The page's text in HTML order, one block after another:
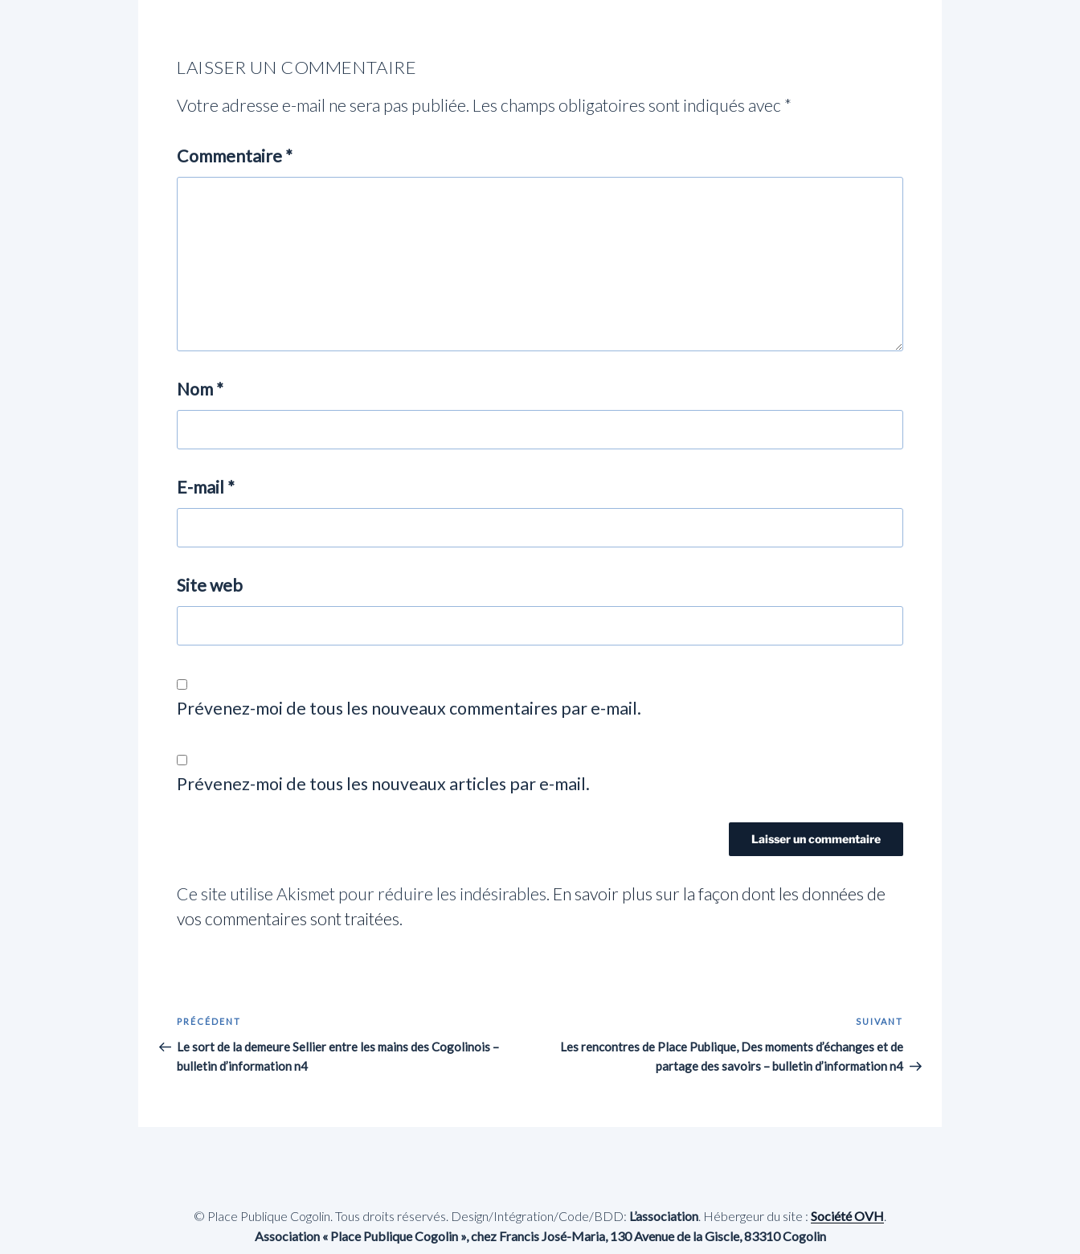
LAISSER UN COMMENTAIRE
Votre adresse e-mail ne sera pas publiée. Les champs obligatoires sont indiqués avec *
Commentaire*
Nom*
E-mail *
Site web
Prévenez-moi de tous les nouveaux commentaires par e-mail.
Prévenez-moi de tous les nouveaux articles par e-mail.
Ce site utilise Akismet pour réduire les indésirables. En savoir plus sur la façon dont les données de
vos commentaires sont traitées.
Navigation
de
l’article
Article
précédent
PRÉCÉDENT
Le sort de la demeure Sellier entre les mains des Cogolinois –
bulletin d’information n4
suivant
SUIVANT
Les rencontres de Place Publique, Des moments d’échanges et de
partage des savoirs – bulletin d’information n4
© Place Publique Cogolin. Tous droits réservés. Design/Intégration/Code/BDD: L’association. Hébergeur du site : Société OVH.
Association « Place Publique Cogolin », chez Francis José-Maria, 130 Avenue de la Giscle, 83310 Cogolin